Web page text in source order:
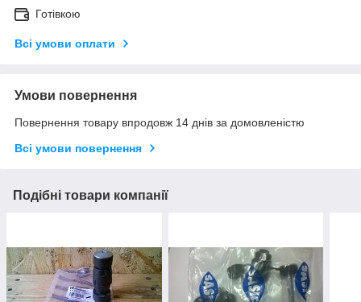
Готівкою
Всі умови оплати
Умови повернення
Повернення товару впродовж 14 днів за домовленістю
Всі умови повернення
Подібні товари компанії